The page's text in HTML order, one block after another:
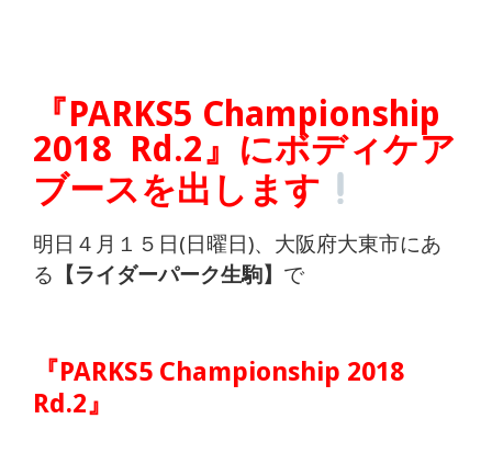
坐
骨
神
経
痛
は
つ
『PARKS5 Championship
2018 Rd.2』にボディケア
ブースを出します
明日４月１５日(日曜日)、大阪府大東市にあ
る 【ライダーパーク生駒】 で
『PARKS5 Championship 2018
Rd.2』